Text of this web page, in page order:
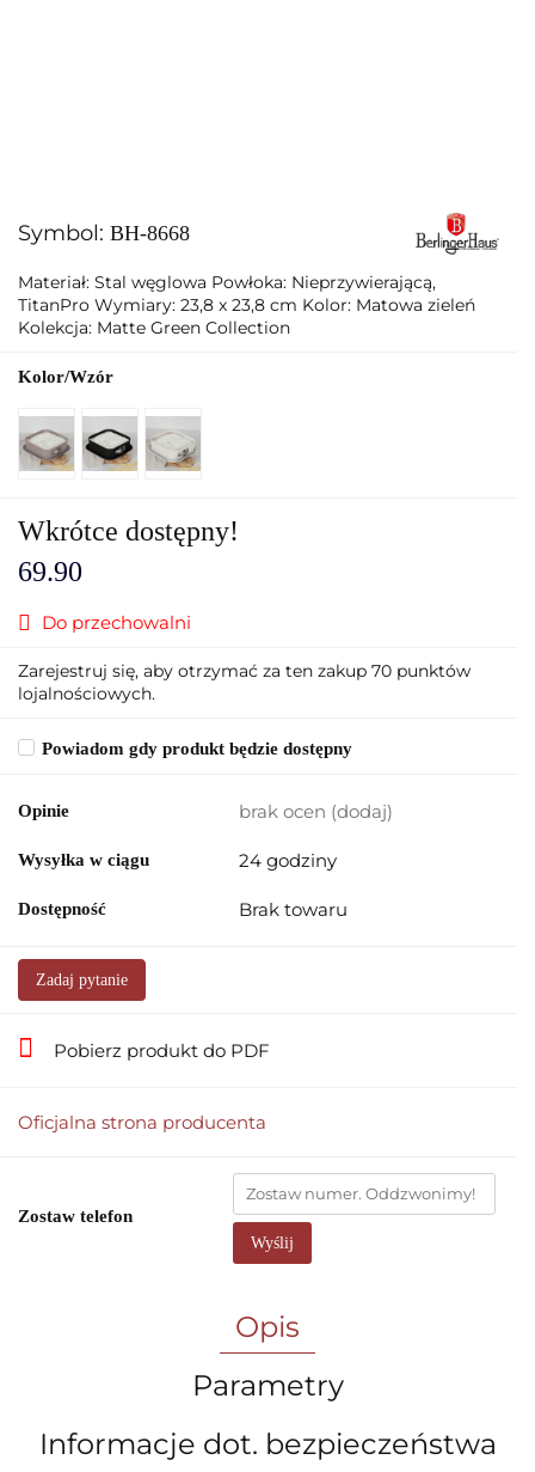
Symbol: BH-8668
Materiał: Stal węglowa Powłoka: Nieprzywierającą,
TitanPro Wymiary: 23,8 x 23,8 cm Kolor: Matowa zieleń
Kolekcja: Matte Green Collection
Kolor/Wzór
Wkrótce dostępny!
69.90
Do przechowalni
Zarejestruj się, aby otrzymać za ten zakup 70 punktów
lojalnościowych.
Powiadom gdy produkt będzie dostępny
Opinie brak ocen (dodaj)
Wysyłka w ciągu 24 godziny
Dostępność Brak towaru
Zadaj pytanie
Pobierz produkt do PDF
Oficjalna strona producenta
Zostaw telefon
Wyślij
Opis
Parametry
Informacje dot. bezpieczeństwa